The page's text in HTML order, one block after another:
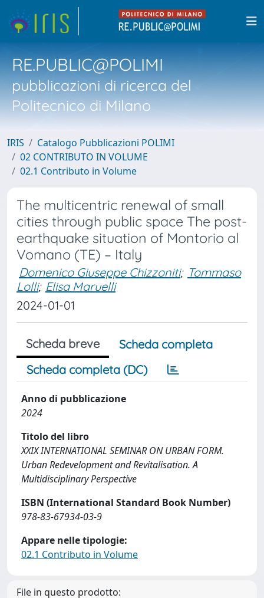
RE.PUBLIC@POLIMI
pubblicazioni di ricerca del
Politecnico di Milano
IRIS
Catalogo Pubblicazioni POLIMI
02 CONTRIBUTO IN VOLUME
02.1 Contributo in Volume
The multicentric renewal of small
cities through public space The post-
earthquake situation of Montorio al
Vomano (TE) – Italy
Domenico Giuseppe Chizzoniti; Tommaso
Lolli; Elisa Maruelli
2024-01-01
Scheda breve
Scheda completa
Scheda completa (DC)
Anno di pubblicazione
2024
Titolo del libro
XXIX INTERNATIONAL SEMINAR ON URBAN FORM.
Urban Redevelopment and Revitalisation. A
Multidisciplinary Perspective
ISBN (International Standard Book Number)
978-83-67934-03-9
Appare nelle tipologie:
02.1 Contributo in Volume
File in questo prodotto: